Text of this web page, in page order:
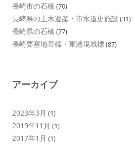
長崎市の石橋 (70)
長崎県の土木遺産・市水道史施設 (31)
長崎県の石橋 (77)
長崎要塞地帯標・軍港境域標(87)
アーカイブ
2023年3月 (1)
2019年11月 (1)
2017年1月 (1)